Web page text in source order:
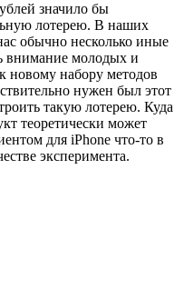
значило бы
лотерею. В наших
обычно несколько иные
внимание молодых и
новому набору методов
нужен был этот
такую лотерею. Куда
теоретически может
для iPhone что-то в
эксперимента.